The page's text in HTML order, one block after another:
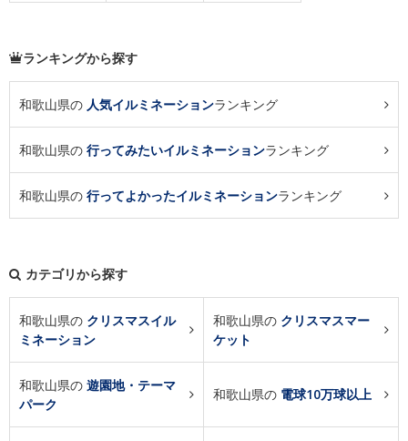
ランキングから探す
和歌山県の 人気イルミネーションランキング
和歌山県の 行ってみたいイルミネーションランキング
和歌山県の 行ってよかったイルミネーションランキング
カテゴリから探す
和歌山県の クリスマスイル
ミネーション
和歌山県の クリスマスマー
ケット
和歌山県の 遊園地・テーマ
パーク
和歌山県の 電球10万球以上